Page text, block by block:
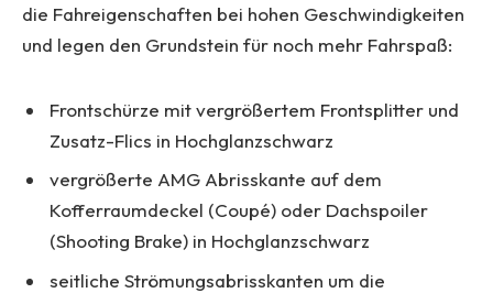
die Fahreigenschaften bei hohen Geschwindigkeiten
und legen den Grundstein für noch mehr Fahrspaß:
Frontschürze mit vergrößertem Frontsplitter und
Zusatz-Flics in Hochglanzschwarz
vergrößerte AMG Abrisskante auf dem
Kofferraumdeckel (Coupé) oder Dachspoiler
(Shooting Brake) in Hochglanzschwarz
seitliche Strömungsabrisskanten um die